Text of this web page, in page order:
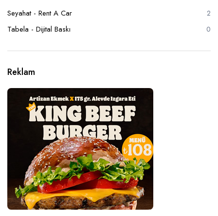
Seyahat - Rent A Car 2
Tabela - Dijital Baskı 0
Reklam